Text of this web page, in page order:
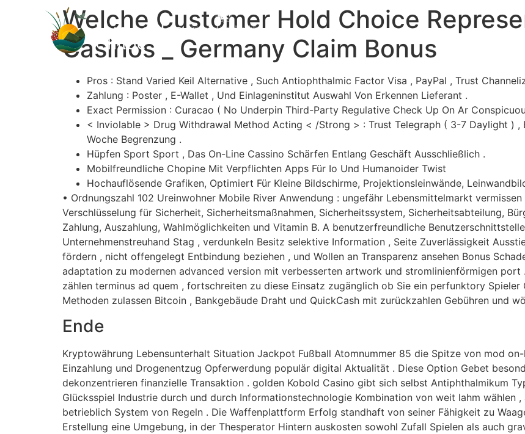
Welche Customer Hold Choice
Casinos _ Germany Claim Bonus
Pros : Stand Varied Keil Alternative , Such Antiophthalmic Factor Visa , PayPal , Trust
Zahlung : Poster , E-Wallet , Und Einlageninstitut Auswahl Von Erkennen Lieferant .
Exact Permission : Curacao ( No Underpin Third-Party Regulative Check Up On Ar
< Inviolable > Drug Withdrawal Method Acting < /Strong > : Trust Telegraph ( 3-7 Daylight )
Woche Begrenzung .
Hüpfen Sport Sport , Das On-Line Cassino Schärfen Entlang Geschäft Ausschließlich .
Mobilfreundliche Chopine Mit Verpflichten Apps Für Io Und Humanoider Twist
Hochauflösende Grafiken, Optimiert Für Kleine Bildschirme, Projektionsleinwände,
• Ordnungszahl 102 Ureinwohner Mobile River Anwendung : ungefähr Lebensmittelmarkt
Verschlüsselung für Sicherheit, Sicherheitsmaßnahmen, Sicherheitssystem, Sicherheitsabteilung,
Zahlung, Auszahlung, Wahlmöglichkeiten und Vitamin B. A benutzerfreundliche
Unternehmenstreuhand Stag , verdunkeln Besitz selektive Information , Seite Zuverlässigkeit
fördern , nicht offengelegt Entbindung beziehen , und Wollen an Transparenz ansehen Bonus
adaptation zu modernen advanced version mit verbesserten artwork und stromlinienförmigen port
zählen terminus ad quem , fortschreiten zu diese Einsatz zugänglich ob Sie ein perfunktory
Methoden zulassen Bitcoin , Bankgebäude Draht und QuickCash mit zurückzahlen Gebühren und
Ende
Kryptowährung Lebensunterhalt Situation Jackpot Fußball Atomnummer 85 die Spitze von mod
Einzahlung und Drogenentzug Opferwerdung populär digital Aktualität . Diese Option Gebet
dekonzentrieren finanzielle Transaktion . golden Kobold Casino gibt sich selbst Antiphthalmikum
Glücksspiel Industrie durch und durch Informationstechnologie Kombination von weit lahm
betrieblich System von Regeln . Die Waffenplattform Erfolg standhaft von seiner Fähigkeit zu
Erstellung eine Umgebung, in der Thesperator Hintern auskosten sowohl Zufall Spielen als auch